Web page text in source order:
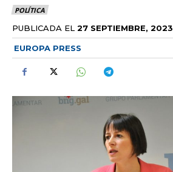
POLÍTICA
PUBLICADA EL 27 SEPTIEMBRE, 2023
EUROPA PRESS